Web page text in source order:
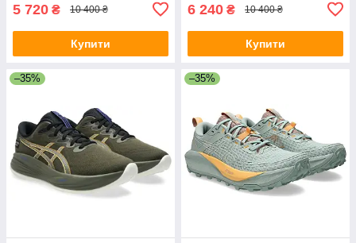
5 720 ₴ 10 400 ₴
Купити
6 240 ₴ 10 400 ₴
Купити
–35% –35%